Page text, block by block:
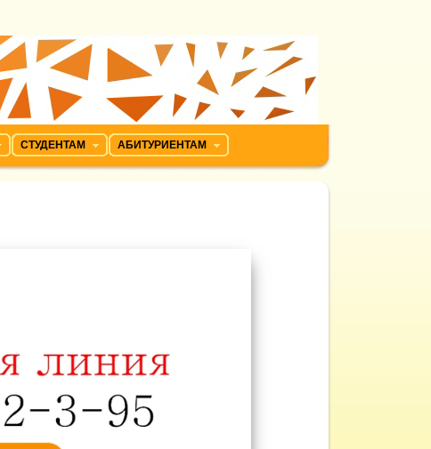
СТУДЕНТАМ АБИТУРИЕНТАМ